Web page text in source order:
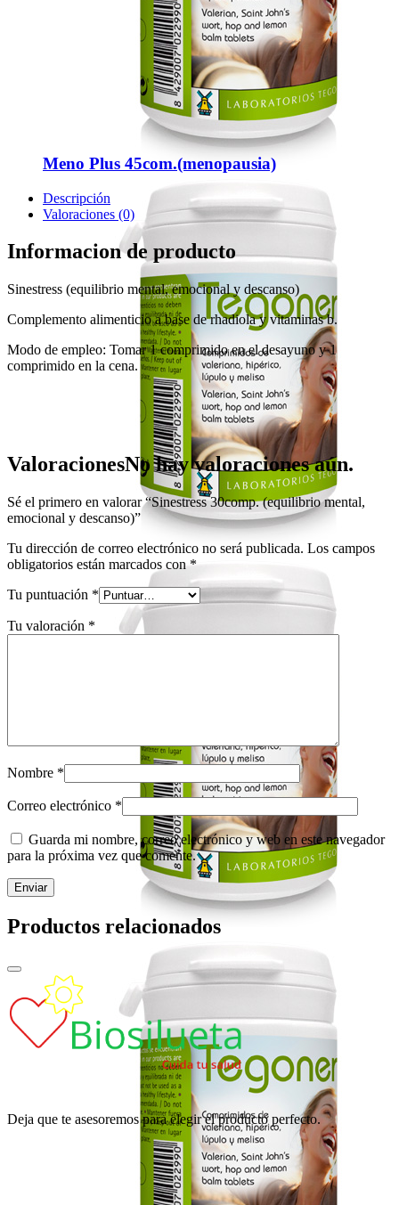
Meno Plus 45com.(menopausia)
Descripción
Valoraciones (0)
Informacion de producto
Sinestress (equilibrio mental, emocional y descanso)
Complemento alimenticio a base de rhadiola y vitaminas b.
Modo de empleo: Tomar 1 comprimido en el desayuno y 1
comprimido en la cena.
ValoracionesNo hay valoraciones aún.
Sé el primero en valorar “Sinestress 30comp. (equilibrio mental,
emocional y descanso)”
Tu dirección de correo electrónico no será publicada. Los campos
obligatorios están marcados con *
Tu puntuación *
Tu valoración *
Nombre *
Correo electrónico *
Guarda mi nombre, correo electrónico y web en este navegador
para la próxima vez que comente.
Productos relacionados
Deja que te asesoremos para elegir el producto perfecto.